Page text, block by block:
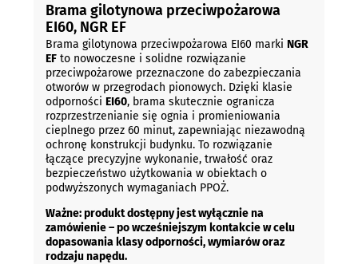
Brama gilotynowa przeciwpożarowa
EI60, NGR EF
Brama gilotynowa przeciwpożarowa EI60 marki NGR
EFto nowoczesne i solidne rozwiązanie
przeciwpożarowe przeznaczone do zabezpieczania
otworów w przegrodach pionowych. Dzięki klasie
odporności EI60, brama skutecznie ogranicza
rozprzestrzenianie się ognia i promieniowania
cieplnego przez 60 minut, zapewniając niezawodną
ochronę konstrukcji budynku. To rozwiązanie
łączące precyzyjne wykonanie, trwałość oraz
bezpieczeństwo użytkowania w obiektach o
podwyższonych wymaganiach PPOŻ.
Ważne: produkt dostępny jest wyłącznie na
zamówienie – po wcześniejszym kontakcie w celu
dopasowania klasy odporności, wymiarów oraz
rodzaju napędu.